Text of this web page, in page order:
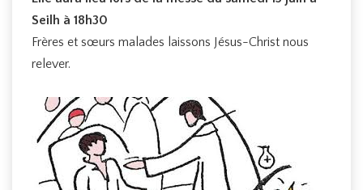
Seilh à 18h30
Frères et sœurs malades laissons Jésus-Christ nous
relever.